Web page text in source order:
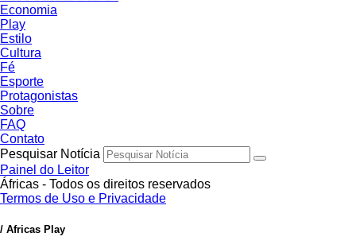
Economia
Play
Estilo
Cultura
Fé
Esporte
Protagonistas
Sobre
FAQ
Contato
Pesquisar Notícia
Painel do Leitor
Áfricas - Todos os direitos reservados
Termos de Uso e Privacidade
/ Africas Play